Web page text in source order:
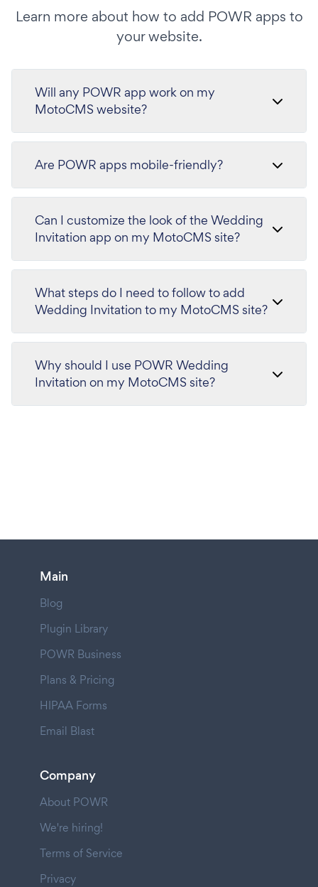
Learn more about how to add POWR apps to
your website.
Will any POWR app work on my
MotoCMS website?
Are POWR apps mobile-friendly?
Can I customize the look of the Wedding
Invitation app on my MotoCMS site?
What steps do I need to follow to add
Wedding Invitation to my MotoCMS site?
Why should I use POWR Wedding
Invitation on my MotoCMS site?
Main
Blog
Plugin Library
POWR Business
Plans & Pricing
HIPAA Forms
Email Blast
Company
About POWR
We're hiring!
Terms of Service
Privacy